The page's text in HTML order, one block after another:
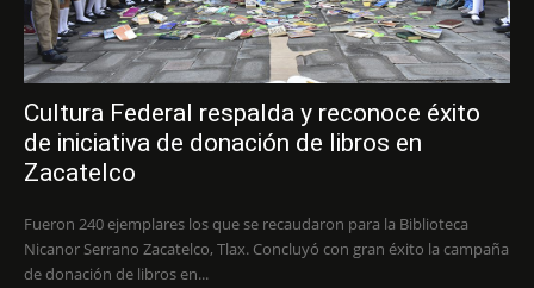
Cultura Federal respalda y reconoce éxito
de iniciativa de donación de libros en
Zacatelco
Fueron 240 ejemplares los que se recaudaron para la Biblioteca
Nicanor Serrano Zacatelco, Tlax. Concluyó con gran éxito la campaña
de donación de libros en...